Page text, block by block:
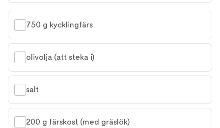
750 g kycklingfärs
olivolja (att steka i)
salt
200 g färskost (med gräslök)